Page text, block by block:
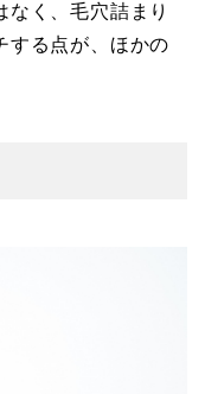
く、毛穴詰まり
する点が、ほかの